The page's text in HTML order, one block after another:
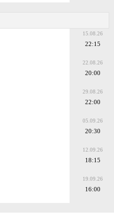
15.08.26
22:15
22.08.26
20:00
29.08.26
22:00
05.09.26
20:30
12.09.26
18:15
19.09.26
16:00